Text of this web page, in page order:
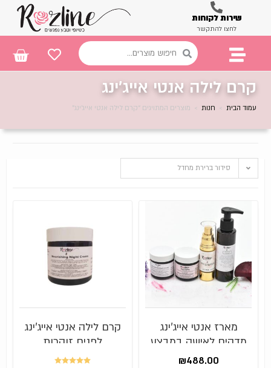
שירות לקוחות
לחצו להתקשר
קרם לילה אנטי אייג'ינג
עמוד הבית > חנות > מוצרים המתויגים “קרם לילה אנטי אייג'ינג”
סידור ברירת מחדל
מארז אנטי אייג'ינג
מדהים לאישה במבצע
לזמן מוגבל!
₪488.00
קרם לילה אנטי אייג'ינג
לפנים זוהרות